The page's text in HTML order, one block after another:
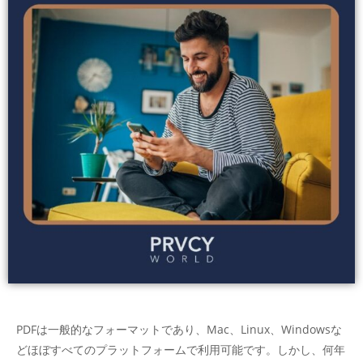
PDFは一般的なフォーマットであり、Mac、Linux、Windowsな
どほぼすべてのプラットフォームで利用可能です。しかし、何年